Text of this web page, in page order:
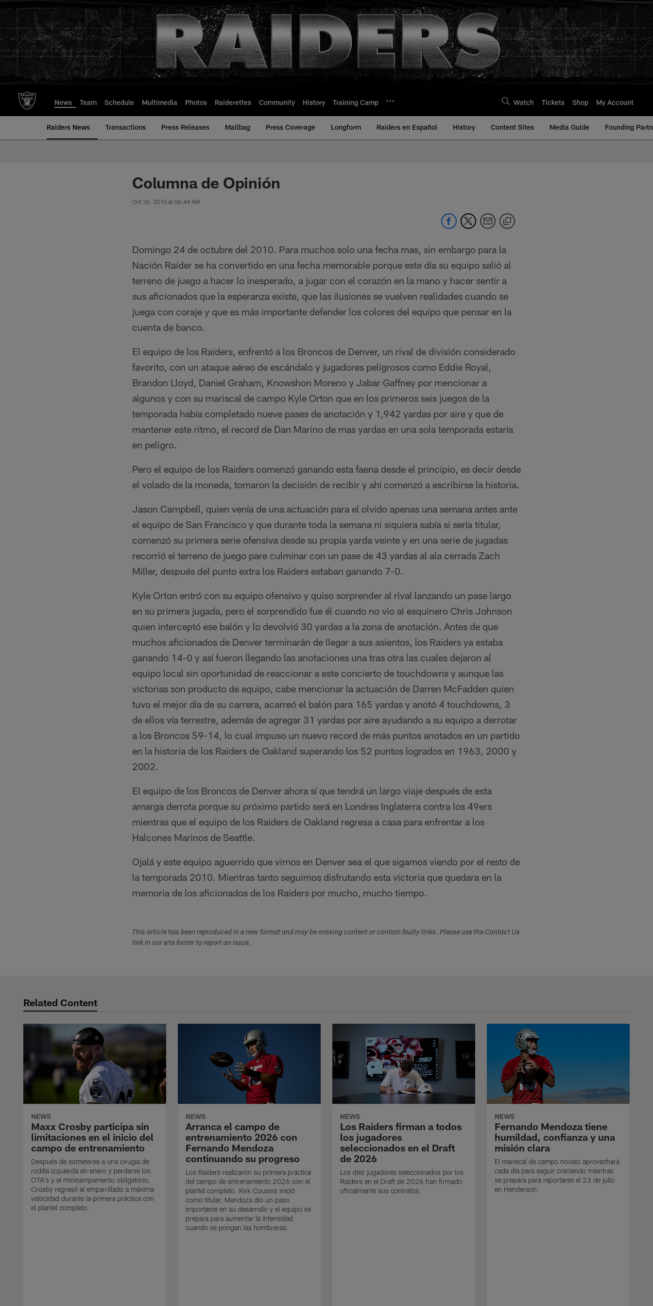
to
main
content
News Team Schedule Multimedia Photos Raiderettes Community History Training Camp Watch Tickets Shop My Account
Raiders News Transactions Press Releases Mailbag Press Coverage Longform Raiders en Español History Content Sites Media Guide Founding
Columna de Opinión
Oct 26, 2010 at 06:44 AM
Domingo 24 de octubre del 2010. Para muchos solo una fecha mas, sin embargo para la
Nación Raider se ha convertido en una fecha memorable porque este día su equipo salió al
terreno de juego a hacer lo inesperado, a jugar con el corazón en la mano y hacer sentir a
sus aficionados que la esperanza existe, que las ilusiones se vuelven realidades cuando se
juega con coraje y que es más importante defender los colores del equipo que pensar en la
cuenta de banco.
El equipo de los Raiders, enfrentó a los Broncos de Denver, un rival de división considerado
favorito, con un ataque aéreo de escándalo y jugadores peligrosos como Eddie Royal,
Brandon Lloyd, Daniel Graham, Knowshon Moreno y Jabar Gaffney por mencionar a
algunos y con su mariscal de campo Kyle Orton que en los primeros seis juegos de la
temporada había completado nueve pases de anotación y 1,942 yardas por aire y que de
mantener este ritmo, el record de Dan Marino de mas yardas en una sola temporada estaría
en peligro.
Pero el equipo de los Raiders comenzó ganando esta faena desde el principio, es decir desde
el volado de la moneda, tomaron la decisión de recibir y ahí comenzó a escribirse la historia.
Jason Campbell, quien venía de una actuación para el olvido apenas una semana antes ante
el equipo de San Francisco y que durante toda la semana ni siquiera sabía si sería titular,
comenzó su primera serie ofensiva desde su propia yarda veinte y en una serie de jugadas
recorrió el terreno de juego pare culminar con un pase de 43 yardas al ala cerrada Zach
Miller, después del punto extra los Raiders estaban ganando 7-0.
Kyle Orton entró con su equipo ofensivo y quiso sorprender al rival lanzando un pase largo
en su primera jugada, pero el sorprendido fue él cuando no vio al esquinero Chris Johnson
quien interceptó ese balón y lo devolvió 30 yardas a la zona de anotación. Antes de que
muchos aficionados de Denver terminarán de llegar a sus asientos, los Raiders ya estaba
ganando 14-0 y así fueron llegando las anotaciones una tras otra las cuales dejaron al
equipo local sin oportunidad de reaccionar a este concierto de touchdowns y aunque las
victorias son producto de equipo, cabe mencionar la actuación de Darren McFadden quien
tuvo el mejor día de su carrera, acarreó el balón para 165 yardas y anotó 4 touchdowns, 3
de ellos vía terrestre, además de agregar 31 yardas por aire ayudando a su equipo a derrotar
a los Broncos 59-14, lo cual impuso un nuevo record de más puntos anotados en un partido
en la historia de los Raiders de Oakland superando los 52 puntos logrados en 1963, 2000 y
2002.
El equipo de los Broncos de Denver ahora sí que tendrá un largo viaje después de esta
amarga derrota porque su próximo partido será en Londres Inglaterra contra los 49ers
mientras que el equipo de los Raiders de Oakland regresa a casa para enfrentar a los
Halcones Marinos de Seattle.
Ojalá y este equipo aguerrido que vimos en Denver sea el que sigamos viendo por el resto de
la temporada 2010. Mientras tanto seguimos disfrutando esta victoria que quedara en la
memoria de los aficionados de los Raiders por mucho, mucho tiempo.
This article has been reproduced in a new format and may be missing content or contain faulty links. Please use the Contact Us
link in our site footer to report an issue.
Related Content
NEWS
Maxx Crosby participa sin
limitaciones en el inicio del
campo de entrenamiento
Después de someterse a una cirugía de
rodilla izquierda en enero y perderse los
OTA's y el minicampamento obligatorio,
Crosby regresó al emparrillado a máxima
velocidad durante la primera práctica con
el plantel completo.
NEWS
Arranca el campo de
entrenamiento 2026 con
Fernando Mendoza
continuando su progreso
Los Raiders realizaron su primera práctica
del campo de entrenamiento 2026 con el
plantel completo. Kirk Cousins inició
como titular, Mendoza dio un paso
importante en su desarrollo y el equipo se
prepara para aumentar la intensidad
cuando se pongan las hombreras.
NEWS
Los Raiders firman a todos
los jugadores
seleccionados en el Draft
de 2026
Los diez jugadores seleccionados por los
Raiders en el Draft de 2026 han firmado
oficialmente sus contratos.
NEWS
Fernando Mendoza tiene
humildad, confianza y una
misión clara
El mariscal de campo novato aprovechará
cada día para seguir creciendo mientras
se prepara para reportarse el 23 de julio
en Henderson.